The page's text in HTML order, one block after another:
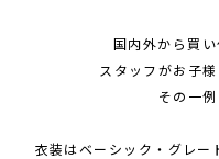
1/2成人式・十歳の祝い
十三祝い・十三参り
国内外から買
スタッフがお子
その一例
衣装はベーシック・グレー